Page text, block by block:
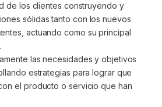
de los clientes construyendo y
sólidas tanto con los nuevos
actuando como su principal
las necesidades y objetivos
estrategias para lograr que
el producto o servicio que han